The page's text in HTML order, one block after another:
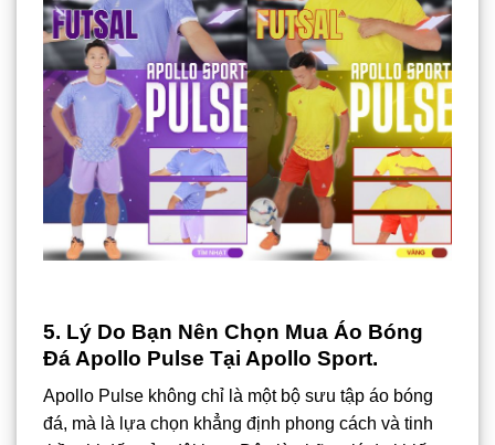
5. Lý Do Bạn Nên Chọn Mua Áo Bóng
Đá Apollo Pulse Tại Apollo Sport.
Apollo Pulse không chỉ là một bộ sưu tập áo bóng
đá, mà là lựa chọn khẳng định phong cách và tinh